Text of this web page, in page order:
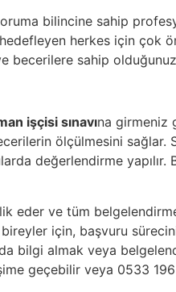
bilincine sahip
herkes için çok
becerilere sahip
işçisi sınavına girmeniz
ölçülmesini sağlar.
değerlendirme yapılır.
eder ve tüm belgelendirme
için, başvuru
bilgi almak veya
geçebilir veya 0533